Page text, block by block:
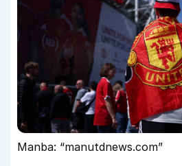
Manba: “manutdnews.com”